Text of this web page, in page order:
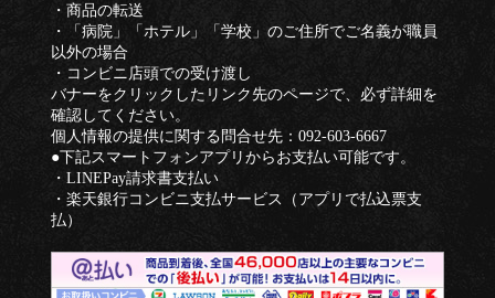
・商品の転送
・「病院」「ホテル」「学校」のご住所でご名義が職員
以外の場合
・コンビニ店頭での受け渡し
バナーをクリックしたリンク先のページで、必ず詳細を
確認してください。
個人情報の提供に関する問合せ先：092-603-6667
●下記スマートフォンアプリからお支払い可能です。
・LINEPay請求書支払い
・楽天銀行コンビニ支払サービス（アプリで払込票支
払）